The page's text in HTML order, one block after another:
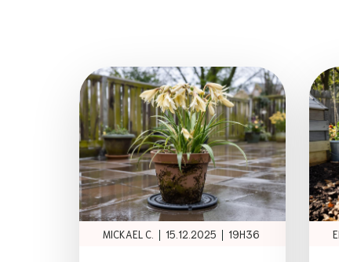
MICKAEL C. | 15.12.2025 | 19H36